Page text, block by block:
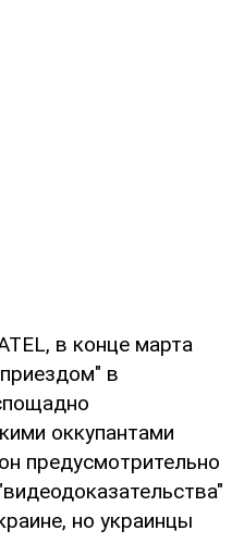
в конце марта
в
оккупантами
предусмотрительно
но украинцы